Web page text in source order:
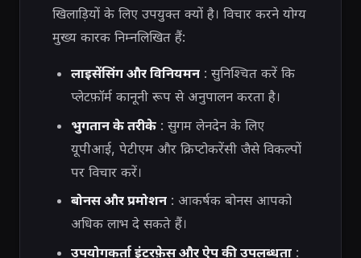
खिलाड़ियों के लिए उपयुक्त क्यों है। विचार करने योग्य
मुख्य कारक निम्नलिखित हैं:
लाइसेंसिंग और विनियमन: सुनिश्चित करें कि
प्लेटफ़ॉर्म कानूनी रूप से अनुपालन करता है।
भुगतान के तरीके: सुगम लेनदेन के लिए
यूपीआई, पेटीएम और क्रिप्टोकरेंसी जैसे विकल्पों
पर विचार करें।
बोनस और प्रमोशन: आकर्षक बोनस आपको
अधिक लाभ दे सकते हैं।
उपयोगकर्ता इंटरफ़ेस और ऐप की उपलब्धता: